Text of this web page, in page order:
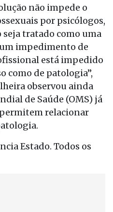
não impede o
por psicólogos,
seja tratado como uma
impedimento de
está impedido
como de patologia”,
observou ainda
de Saúde (OMS) já
relacionar
Estado. Todos os